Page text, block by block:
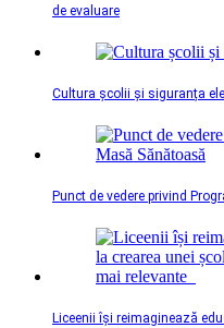
de evaluare
Cultura școlii și siguranța
Punct de vedere privind
Liceenii își reimaginează